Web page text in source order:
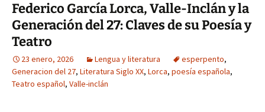
Federico García Lorca, Valle-Inclán y la
Generación del 27: Claves de su Poesía y
Teatro
23 enero, 2026 Lengua y literatura esperpento,
Generacion del 27, Literatura Siglo XX, Lorca, poesía española,
Teatro español, Valle-inclán